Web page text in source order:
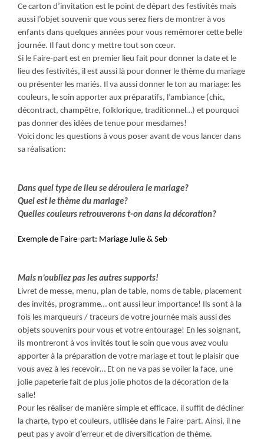
Ce carton d’invitation est le point de départ des festivités mais
aussi l’objet souvenir que vous serez fiers de montrer à vos
enfants dans quelques années pour vous remémorer cette belle
journée. Il faut donc y mettre tout son cœur.
Si le Faire-part est en premier lieu fait pour donner la date et le
lieu des festivités, il est aussi là pour donner le thème du mariage
ou présenter les mariés. Il va aussi donner le ton au mariage: les
couleurs, le soin apporter aux préparatifs, l’ambiance (chic,
décontract, champêtre, folklorique, traditionnel…) et pourquoi
pas donner des idées de tenue pour mesdames!
Voici donc les questions à vous poser avant de vous lancer dans
sa réalisation:
Dans quel type de lieu se déroulera le mariage?
Quel est le thème du mariage?
Quelles couleurs retrouverons t-on dans la décoration?
Exemple de Faire-part: Mariage Julie & Seb
Mais n’oubliez pas les autres supports!
Livret de messe, menu, plan de table, noms de table, placement
des invités, programme… ont aussi leur importance! Ils sont à la
fois les marqueurs / traceurs de votre journée mais aussi des
objets souvenirs pour vous et votre entourage! En les soignant,
ils montreront à vos invités tout le soin que vous avez voulu
apporter à la préparation de votre mariage et tout le plaisir que
vous avez à les recevoir… Et on ne va pas se voiler la face, une
jolie papeterie fait de plus jolie photos de la décoration de la
salle!
Pour les réaliser de manière simple et efficace, il suffit de décliner
la charte, typo et couleurs, utilisée dans le Faire-part. Ainsi, il ne
peut pas y avoir d’erreur et de diversification de thème.